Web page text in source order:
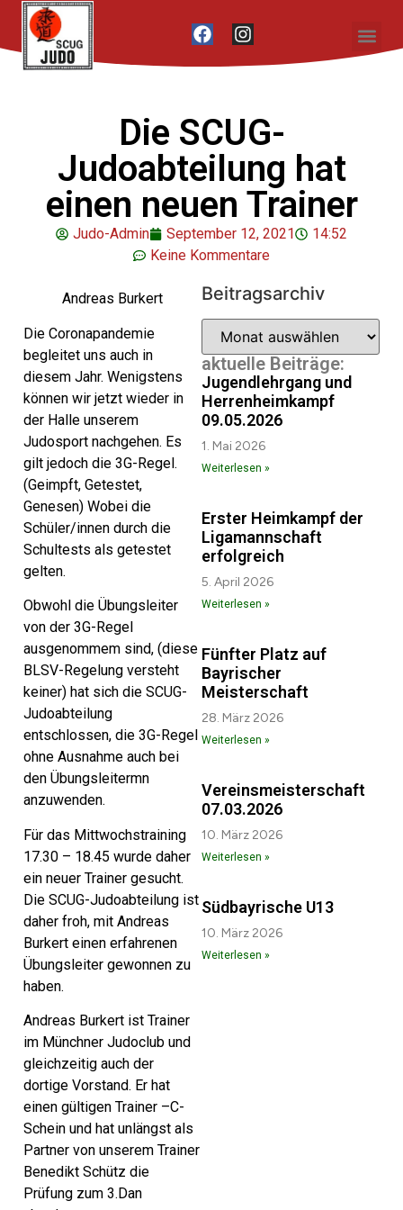
Die SCUG-
Judoabteilung hat
einen neuen Trainer
Judo-Admin September 12, 2021
14:52
Keine Kommentare
Andreas Burkert
Die Coronapandemie
begleitet uns auch in
diesem Jahr. Wenigstens
können wir jetzt wieder in
der Halle unserem
Judosport nachgehen. Es
gilt jedoch die 3G-Regel.
(Geimpft, Getestet,
Genesen) Wobei die
Schüler/innen durch die
Schultests als getestet
gelten.
Obwohl die Übungsleiter
von der 3G-Regel
ausgenommem sind, (diese
BLSV-Regelung versteht
keiner) hat sich die SCUG-
Judoabteilung
entschlossen, die 3G-Regel
ohne Ausnahme auch bei
den Übungsleitermn
anzuwenden.
Für das Mittwochstraining
17.30 – 18.45 wurde daher
ein neuer Trainer gesucht.
Die SCUG-Judoabteilung ist
daher froh, mit Andreas
Burkert einen erfahrenen
Übungsleiter gewonnen zu
haben.
Andreas Burkert ist Trainer
im Münchner Judoclub und
gleichzeitig auch der
dortige Vorstand. Er hat
einen gültigen Trainer –C-
Schein und hat unlängst als
Partner von unserem Trainer
Benedikt Schütz die
Prüfung zum 3.Dan
Beitragsarchiv
aktuelle Beiträge:
Jugendlehrgang und
Herrenheimkampf
09.05.2026
1. Mai 2026
Weiterlesen »
Erster Heimkampf der
Ligamannschaft
erfolgreich
5. April 2026
Weiterlesen »
Fünfter Platz auf
Bayrischer
Meisterschaft
28. März 2026
Weiterlesen »
Vereinsmeisterschaft
07.03.2026
10. März 2026
Weiterlesen »
Südbayrische U13
10. März 2026
Weiterlesen »